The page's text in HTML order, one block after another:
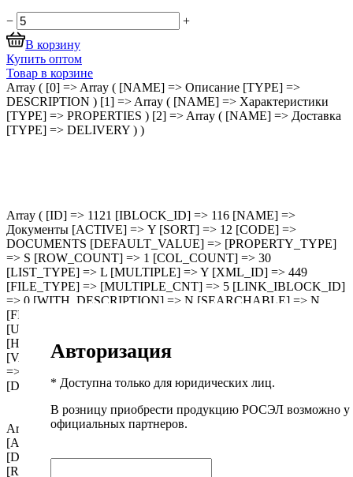
−
+
В корзину
Купить оптом
Товар в корзине
Array ( [0] => Array ( [NAME] => Описание [TYPE] =>
DESCRIPTION ) [1] => Array ( [NAME] => Характеристики
[TYPE] => PROPERTIES ) [2] => Array ( [NAME] => Доставка
[TYPE] => DELIVERY ) )
Array ( [ID] => 1121 [IBLOCK_ID] => 116 [NAME] =>
Документы [ACTIVE] => Y [SORT] => 12 [CODE] =>
DOCUMENTS [DEFAULT_VALUE] => [PROPERTY_TYPE]
=> S [ROW_COUNT] => 1 [COL_COUNT] => 30
[LIST_TYPE] => L [MULTIPLE] => Y [XML_ID] => 449
[FILE_TYPE] => [MULTIPLE_CNT] => 5 [LINK_IBLOCK_ID]
=> 0 [WITH_DESCRIPTION] => N [SEARCHABLE] => N
[FILTRABLE] => N [IS_REQUIRED] => N [VERSION] => 1
[USER_TYPE] => [USER_TYPE_SETTINGS] => Array ( )
[HINT] => [~NAME] => Документы [~DEFAULT_VALUE] =>
[VALUE_ENUM] => [VALUE_XML_ID] => [VALUE_SORT]
=> [VALUE] => [PROPERTY_VALUE_ID] =>
[DESCRIPTION] => [~DESCRIPTION] => [~VALUE] => )
Array ( [ID] => 1120 [IBLOCK_ID] => 116 [NAME] => Файлы
[ACTIVE] => Y [SORT] => 11 [CODE] => FILES
[DEFAULT_VALUE] => [PROPERTY_TYPE] => F
[ROW_COUNT] => 1 [COL_COUNT] => 30 [LIST_TYPE] =>
Авторизация
* Доступна только для юридических лиц.
В розницу приобрести продукцию РОСЭЛ возможно у
официальных партнеров.